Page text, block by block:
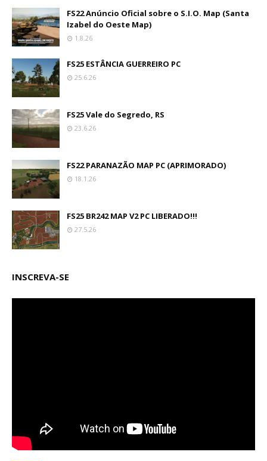
FS22 Anúncio Oficial sobre o S.I.O. Map (Santa
Izabel do Oeste Map)
1.8.26
FS25 ESTÂNCIA GUERREIRO PC
25.6.26
FS25 Vale do Segredo, RS
23.6.26
FS22 PARANAZÃO MAP PC (APRIMORADO)
18.1.26
FS25 BR242 MAP V2 PC LIBERADO!!!
27.5.26
INSCREVA-SE